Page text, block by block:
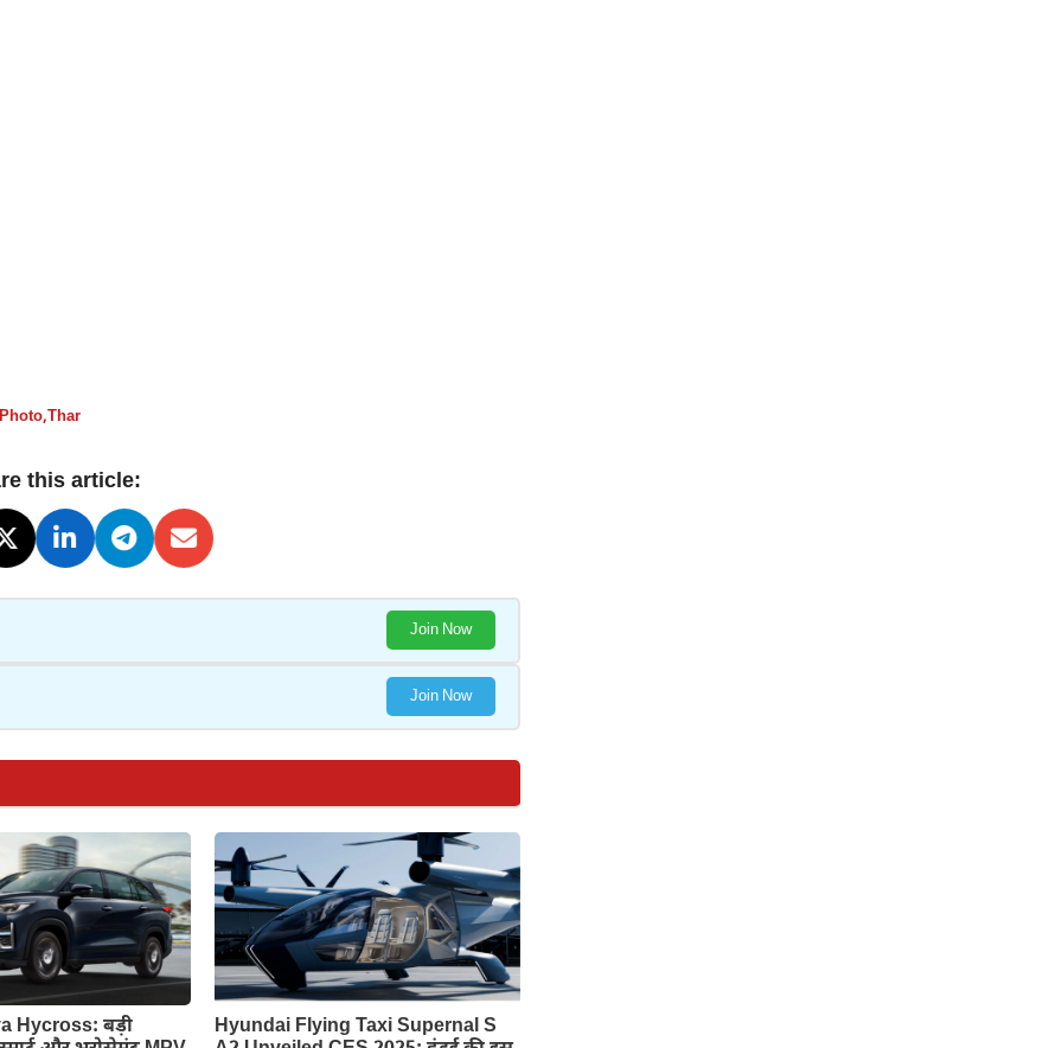
,Thar
this article:
Join Now
Join Now
Hycross: बड़ी
Hyundai Flying Taxi Supernal S